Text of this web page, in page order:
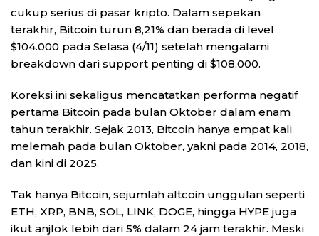
cukup serius di pasar kripto. Dalam sepekan
terakhir, Bitcoin turun 8,21% dan berada di level
$104.000 pada Selasa (4/11) setelah mengalami
breakdown dari support penting di $108.000.
Koreksi ini sekaligus mencatatkan performa negatif
pertama Bitcoin pada bulan Oktober dalam enam
tahun terakhir. Sejak 2013, Bitcoin hanya empat kali
melemah pada bulan Oktober, yakni pada 2014, 2018,
dan kini di 2025.
Tak hanya Bitcoin, sejumlah altcoin unggulan seperti
ETH, XRP, BNB, SOL, LINK, DOGE, hingga HYPE juga
ikut anjlok lebih dari 5% dalam 24 jam terakhir. Meski